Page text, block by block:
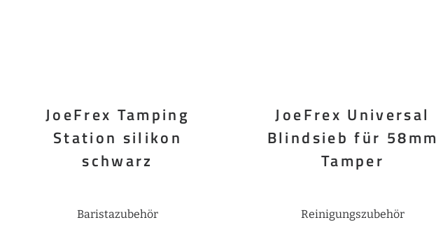
JoeFrex Tamping
Station silikon
schwarz
Baristazubehör
JoeFrex Universal
Blindsieb für 58mm
Tamper
Reinigungszubehör